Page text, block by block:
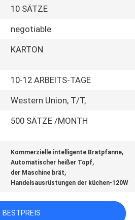
10 SÄTZE
negotiable
KARTON
10-12 ARBEITS-TAGE
Western Union, T/T,
500 SÄTZE /MONTH
Kommerzielle intelligente Bratpfanne,
Automatischer heißer Topf,
der Maschine brät,
Handelsausrüstungen der küchen-120W
BESTPREIS